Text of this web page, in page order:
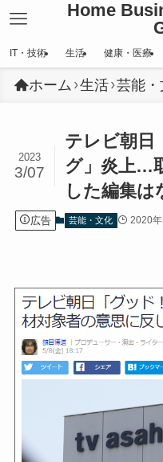
Home
IT・技術 生活 健康・医療
ホーム 生活 芸能・
テレビ朝日
グ」炎上…
した編集は
2023
3/07
広告 芸能・文化 2020